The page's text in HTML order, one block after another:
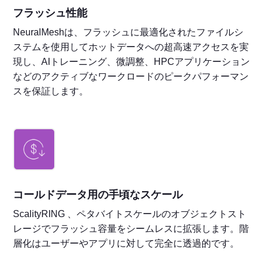
フラッシュ性能
NeuralMeshは、フラッシュに最適化されたファイルシ
ステムを使用してホットデータへの超高速アクセスを実
現し、AIトレーニング、微調整、HPCアプリケーション
などのアクティブなワークロードのピークパフォーマン
スを保証します。
コールドデータ用の手頃なスケール
ScalityRING 、ペタバイトスケールのオブジェクトスト
レージでフラッシュ容量をシームレスに拡張します。階
層化はユーザーやアプリに対して完全に透過的です。